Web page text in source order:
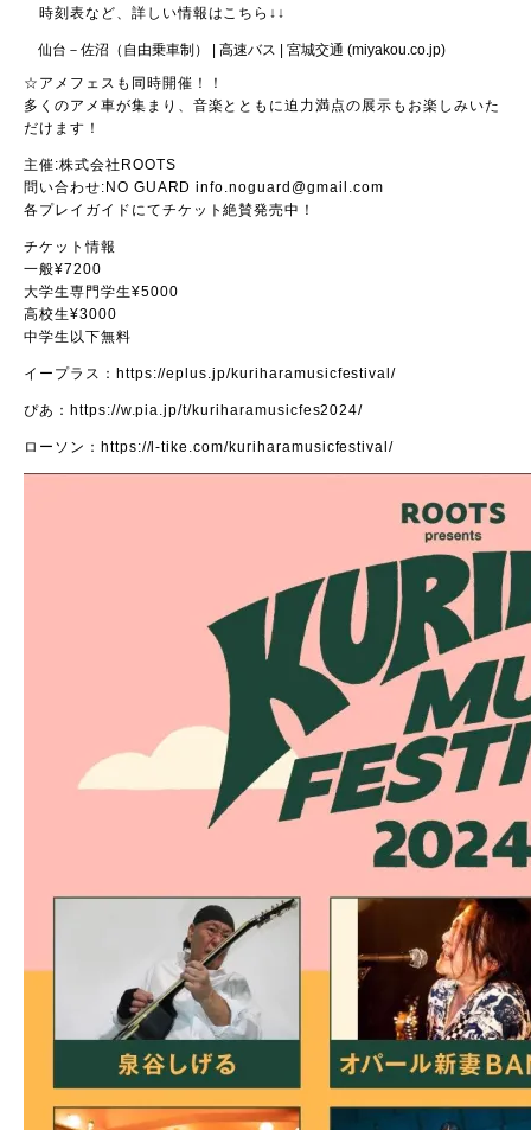
時刻表など、詳しい情報はこちら↓↓
仙台－佐沼（自由乗車制） | 高速バス | 宮城交通 (miyakou.co.jp)
☆アメフェスも同時開催！！
多くのアメ車が集まり、音楽とともに迫力満点の展示もお楽しみいた
だけます！
主催:株式会社ROOTS
問い合わせ:NO GUARDinfo.noguard@gmail.com
各プレイガイドにてチケット絶賛発売中！
チケット情報
一般¥7200
大学生専門学生¥5000
高校生¥3000
中学生以下無料
イープラス： https://eplus.jp/kuriharamusicfestival/
ぴあ： https://w.pia.jp/t/kuriharamusicfes2024/
ローソン： https://l-tike.com/kuriharamusicfestival/